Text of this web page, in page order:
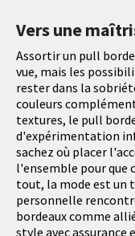
Vers une
Assortir un pull
vue, mais les
rester dans la
couleurs
textures, le pull
d'expérimentation
sachez où placer
l'ensemble pour que
tout, la mode est un
personnelle
bordeaux comme
style avec assurance